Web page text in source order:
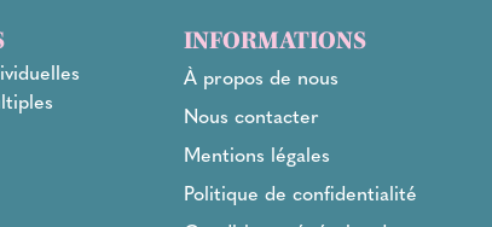
INFORMATIONS
À propos de nous
Nous contacter
Mentions légales
Politique de confidentialité